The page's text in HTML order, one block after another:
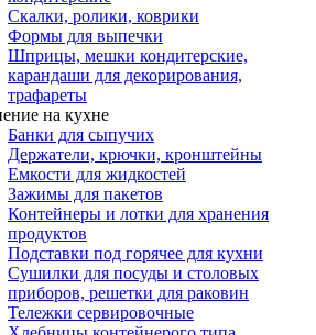
Скалки, ролики, коврики
Формы для выпечки
Шприцы, мешки кондитерские,
карандаши для декорирования,
трафареты
на кухне
Банки для сыпучих
Держатели, крючки, кронштейны
Емкости для жидкостей
Зажимы для пакетов
Контейнеры и лотки для хранения
продуктов
Подставки под горячее для кухни
Сушилки для посуды и столовых
приборов, решетки для раковин
Тележки сервировочные